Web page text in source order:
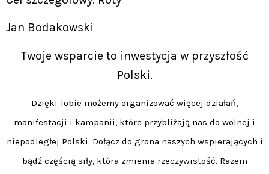
Jan Bodakowski
Twoje wsparcie to inwestycja w przyszłość
Polski.
Dzięki Tobie możemy organizować więcej działań,
manifestacji i kampanii, które przybliżają nas do wolnej i
niepodległej Polski. Dołącz do grona naszych wspierających i
bądź częścią siły, która zmienia rzeczywistość. Razem